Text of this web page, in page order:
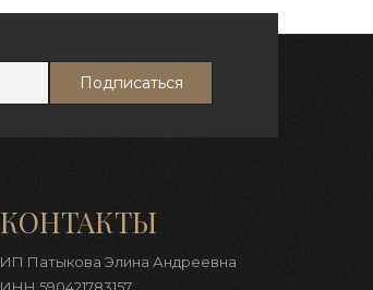
КОНТАКТЫ
ИП Патыкова Элина Андреевна